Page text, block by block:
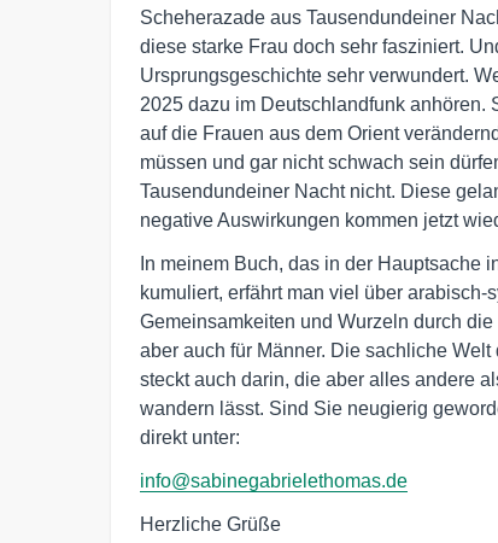
Scheherazade aus Tausendundeiner
diese starke Frau doch sehr fasziniert.
Ursprungsgeschichte sehr verwundert.
2025 dazu im Deutschlandfunk anhören.
auf die Frauen aus dem Orient
müssen und gar nicht schwach sein
Tausendundeiner Nacht nicht. Diese
negative Auswirkungen kommen jetzt
In meinem Buch, das in der Hauptsache
kumuliert, erfährt man viel über
Gemeinsamkeiten und Wurzeln durch
aber auch für Männer. Die sachliche
steckt auch darin, die aber alles andere
wandern lässt. Sind Sie neugierig
direkt unter:
info@sabinegabrielethomas.de
Herzliche Grüße